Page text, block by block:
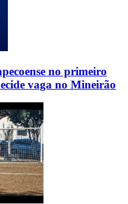
no primeiro
vaga no Mineirão